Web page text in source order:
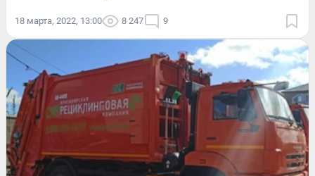
18 марта, 2022, 13:00 8 247 9